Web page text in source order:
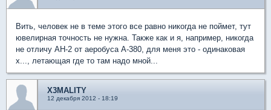
Вить, человек не в теме этого все равно никогда не поймет, тут
ювелирная точность не нужна. Также как и я, например, никогда
не отличу АН-2 от аеробуса А-380, для меня это - одинаковая
х..., летающая где то там надо мной...
X3MALITY
12 декабря 2012 - 18:19